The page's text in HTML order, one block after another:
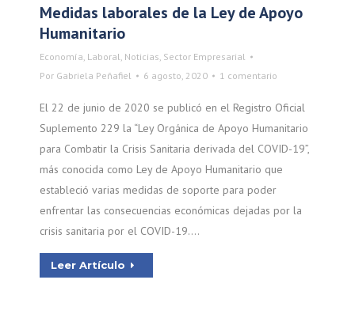
Medidas laborales de la Ley de Apoyo
Humanitario
Economía, Laboral, Noticias, Sector Empresarial
Por Gabriela Peñafiel 6 agosto, 2020 1 comentario
El 22 de junio de 2020 se publicó en el Registro Oficial
Suplemento 229 la “Ley Orgánica de Apoyo Humanitario
para Combatir la Crisis Sanitaria derivada del COVID-19”,
más conocida como Ley de Apoyo Humanitario que
estableció varias medidas de soporte para poder
enfrentar las consecuencias económicas dejadas por la
crisis sanitaria por el COVID-19.…
Leer Artículo